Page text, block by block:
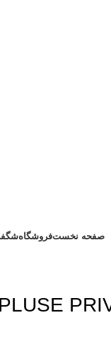
صفحه نخستفروشگاه